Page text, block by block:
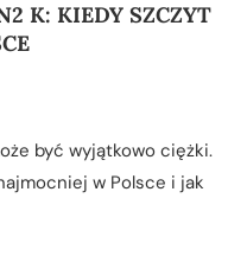
K: KIEDY SZCZYT
być wyjątkowo ciężki.
w Polsce i jak